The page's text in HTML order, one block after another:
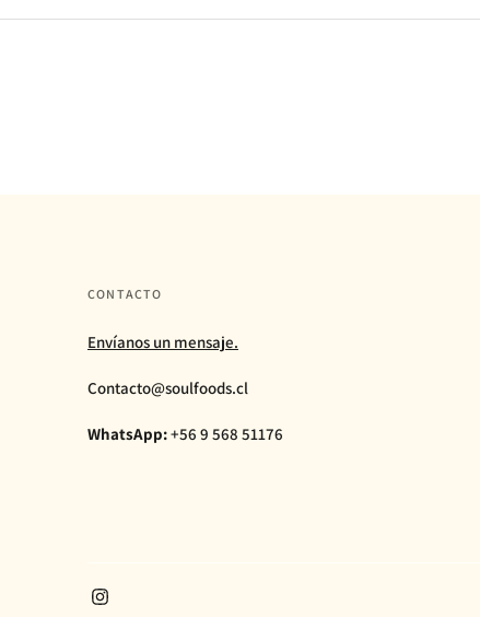
CONTACTO
Envíanos un mensaje.
Contacto@soulfoods.cl
WhatsApp:+56 9 568 51176